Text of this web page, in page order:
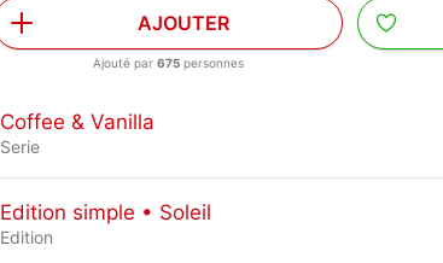
AJOUTER
Ajouté par 675personnes
Coffee & Vanilla
Serie
Edition simple • Soleil
Edition